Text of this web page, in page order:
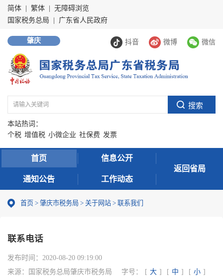
简体 繁体
无障碍浏览
国家税务总局
广东省人民政府
抖音 微博 微信
肇庆
本站热词：
个税 增值税 小微企业 社保费 发票
首页 信息公开
通知公告 工作动态
返回省局
首页 > 肇庆市税务局 > 关于网站 > 联系我们
联系电话
发布时间： 2020-08-20 09:19:00
来源：
国家税务总局肇庆市税务局 字号： [ 大 ] [ 中 ] [ 小 ]